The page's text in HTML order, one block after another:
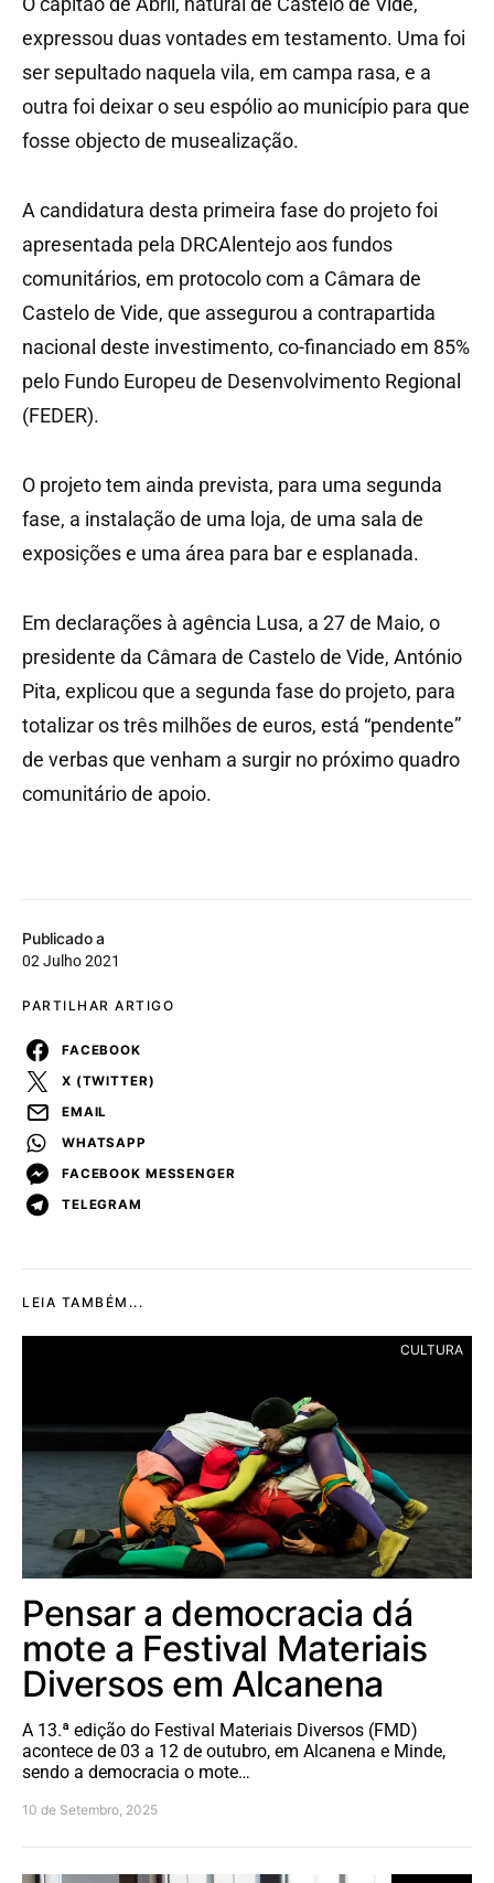
Publicado a
02 Julho 2021
PARTILHAR ARTIGO
FACEBOOK
X (TWITTER)
EMAIL
WHATSAPP
FACEBOOK MESSENGER
TELEGRAM
expressou duas vontades em testamento. Uma foi
ser sepultado naquela vila, em campa rasa, e a
outra foi deixar o seu espólio ao município para que
fosse objecto de musealização.
A candidatura desta primeira fase do projeto foi
apresentada pela DRCAlentejo aos fundos
comunitários, em protocolo com a Câmara de
Castelo de Vide, que assegurou a contrapartida
nacional deste investimento, co-financiado em 85%
pelo Fundo Europeu de Desenvolvimento Regional
(FEDER).
O projeto tem ainda prevista, para uma segunda
fase, a instalação de uma loja, de uma sala de
exposições e uma área para bar e esplanada.
Em declarações à agência Lusa, a 27 de Maio, o
presidente da Câmara de Castelo de Vide, António
Pita, explicou que a segunda fase do projeto, para
totalizar os três milhões de euros, está “pendente”
de verbas que venham a surgir no próximo quadro
comunitário de apoio.
LEIA TAMBÉM...
CULTURA
Pensar a democracia dá
mote a Festival Materiais
Diversos em Alcanena
A 13.ª edição do Festival Materiais Diversos (FMD)
acontece de 03 a 12 de outubro, em Alcanena e Minde,
sendo a democracia o mote…
10 de Setembro, 2025